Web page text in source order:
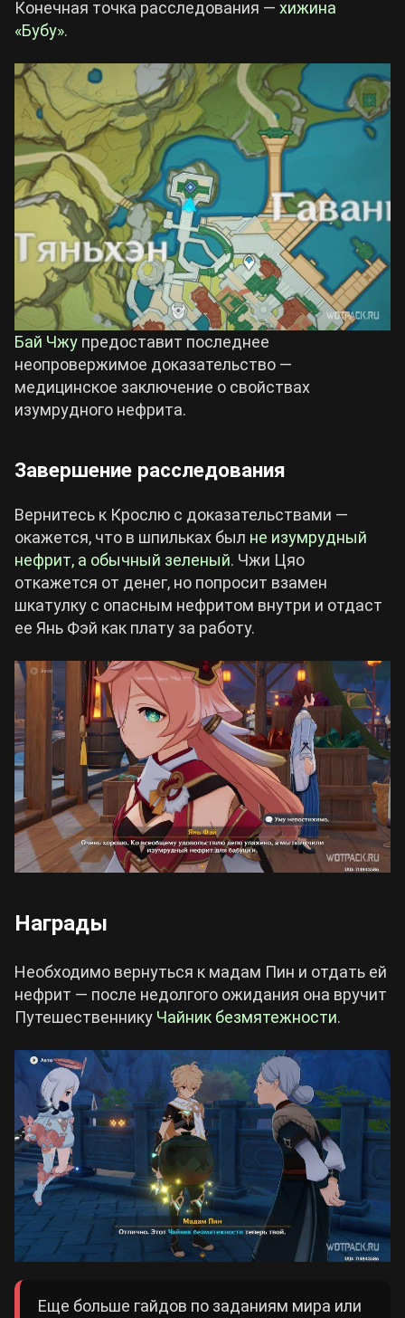
Конечная точка расследования — хижина
«Бубу».
Бай Чжу предоставит последнее
неопровержимое доказательство —
медицинское заключение о свойствах
изумрудного нефрита.
Завершение расследования
Вернитесь к Крослю с доказательствами —
окажется, что в шпильках был не изумрудный
нефрит, а обычный зеленый. Чжи Цяо
откажется от денег, но попросит взамен
шкатулку с опасным нефритом внутри и отдаст
ее Янь Фэй как плату за работу.
Награды
Необходимо вернуться к мадам Пин и отдать ей
нефрит — после недолгого ожидания она вручит
Путешественнику Чайник безмятежности.
Еще больше гайдов по заданиям мира или